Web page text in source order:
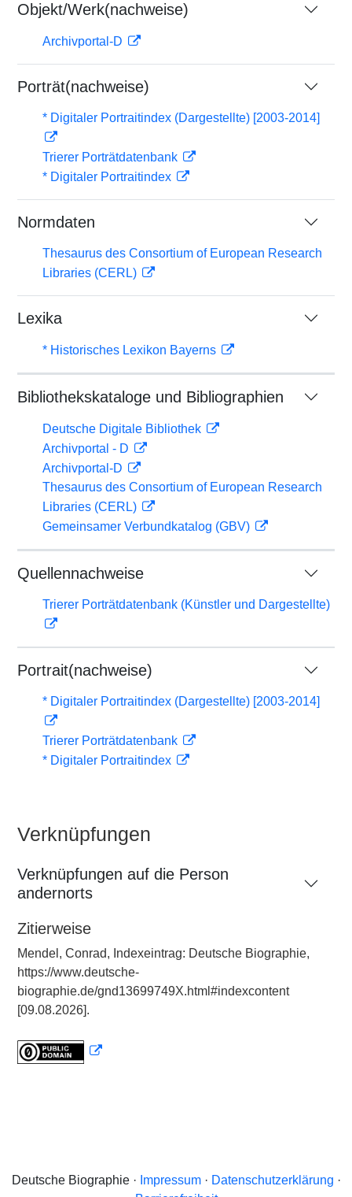
Objekt/Werk(nachweise)
Archivportal-D
Porträt(nachweise)
* Digitaler Portraitindex (Dargestellte) [2003-2014]
Trierer Porträtdatenbank
* Digitaler Portraitindex
Normdaten
Thesaurus des Consortium of European Research
Libraries (CERL)
Lexika
* Historisches Lexikon Bayerns
Bibliothekskataloge und Bibliographien
Deutsche Digitale Bibliothek
Archivportal - D
Archivportal-D
Thesaurus des Consortium of European Research
Libraries (CERL)
Gemeinsamer Verbundkatalog (GBV)
Quellennachweise
Trierer Porträtdatenbank (Künstler und Dargestellte)
Portrait(nachweise)
* Digitaler Portraitindex (Dargestellte) [2003-2014]
Trierer Porträtdatenbank
* Digitaler Portraitindex
Verknüpfungen
Verknüpfungen auf die Person
andernorts
Zitierweise
Mendel, Conrad, Indexeintrag: Deutsche Biographie,
https://www.deutsche-
biographie.de/gnd13699749X.html#indexcontent
[09.08.2026].
Deutsche Biographie · Impressum· Datenschutzerklärung ·